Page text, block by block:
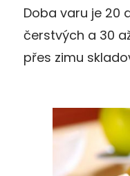
Doba varu je 20
čerstvých a 30
přes zimu